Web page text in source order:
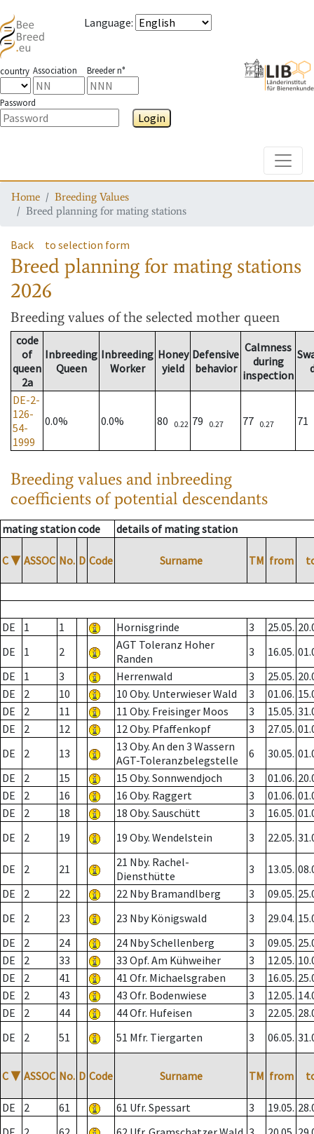
Language:
country Association Breeder n°
Password
Login
Home
Breeding Values
Breed planning for mating stations
Back to selection form
Breed planning for mating stations
2026
Breeding values of the selected mother queen
code
of
queen
2a
Inbreeding
Queen
Inbreeding
Worker
Honey
yield
Defensive
behavior
Calmness
during
inspection
DE-2-
126-
54-
1999
0.0% 0.0% 80 0.22 79 0.27 77 0.27 71
Breeding values and inbreeding
coefficients of potential descendants
mating station code details of mating station
C ▼ ASSOC No. D Code Surname TM from
DE 1 1 Hornisgrinde 3 25.05.
DE
1 2
AGT Toleranz Hoher
Randen
3 16.05.
DE
1 3 Herrenwald 3 25.05.
DE
2 10 10 Oby. Unterwieser Wald 3 01.06.
DE
2 11 11 Oby. Freisinger Moos 3 15.05.
DE
2 12 12 Oby. Pfaffenkopf 3 27.05.
DE
2 13
13 Oby. An den 3 Wassern
AGT-Toleranzbelegstelle
6 30.05.
DE
2 15 15 Oby. Sonnwendjoch 3 01.06.
DE
2 16 16 Oby. Raggert 3 01.06.
DE
2 18 18 Oby. Sauschütt 3 16.05.
DE
2 19 19 Oby. Wendelstein 3 22.05.
DE 2 21
21 Nby. Rachel-
Diensthütte
3 13.05.
DE
2 22 22 Nby Bramandlberg 3 09.05.
DE
2 23 23 Nby Königswald 3 29.04.
DE
2 24 24 Nby Schellenberg 3 09.05.
DE
2 33 33 Opf. Am Kühweiher 3 12.05.
DE
2 41 41 Ofr. Michaelsgraben 3 16.05.
DE
2 43 43 Ofr. Bodenwiese 3 12.05.
DE
2 44 44 Ofr. Hufeisen 3 22.05.
DE
2 51 51 Mfr. Tiergarten 3 06.05.
C ▼ ASSOC No. D Code Surname TM from
DE 2 61 61 Ufr. Spessart 3 19.05.